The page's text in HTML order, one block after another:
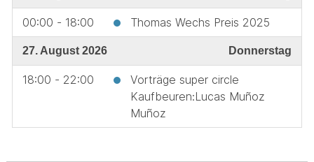
00:00 - 18:00 Thomas Wechs Preis 2025
27. August 2026 Donnerstag
18:00 - 22:00
Vorträge super circle
Kaufbeuren:Lucas Muñoz
Muñoz